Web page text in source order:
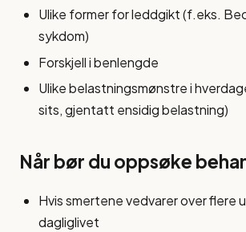
Ulike former for leddgikt (f.eks.
sykdom)
Forskjell i benlengde
Ulike belastningsmønstre i
sits, gjentatt ensidig belastning)
Når bør du oppsøke
Hvis smertene vedvarer over flere
dagliglivet